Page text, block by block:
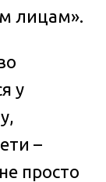
лицам».
у
–
просто